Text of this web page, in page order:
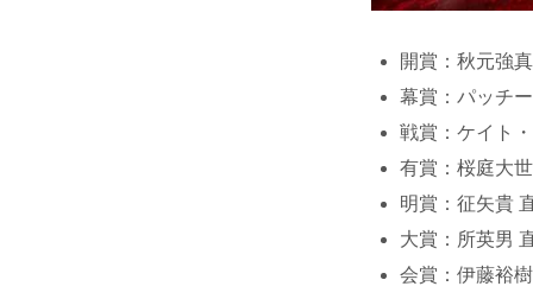
開賞：秋元強
幕賞：パッチ
戦賞：ケイト
有賞：桜庭大
明賞：征矢貴
大賞：所英男
会賞：伊藤裕